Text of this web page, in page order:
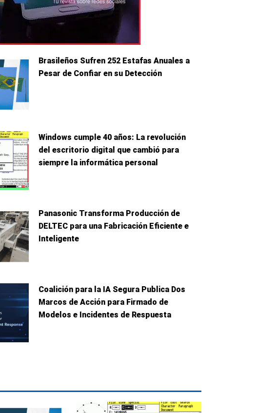
Brasileños Sufren 252 Estafas Anuales a
Pesar de Confiar en su Detección
Windows cumple 40 años: La revolución
del escritorio digital que cambió para
siempre la informática personal
Panasonic Transforma Producción de
DELTEC para una Fabricación Eficiente e
Inteligente
Coalición para la IA Segura Publica Dos
Marcos de Acción para Firmado de
Modelos e Incidentes de Respuesta